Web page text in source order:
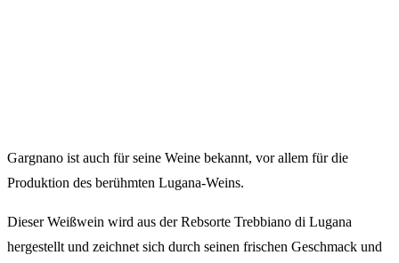
Gargnano ist auch für seine Weine bekannt, vor allem für die
Produktion des berühmten Lugana-Weins.
Dieser Weißwein wird aus der Rebsorte Trebbiano di Lugana
hergestellt und zeichnet sich durch seinen frischen Geschmack und